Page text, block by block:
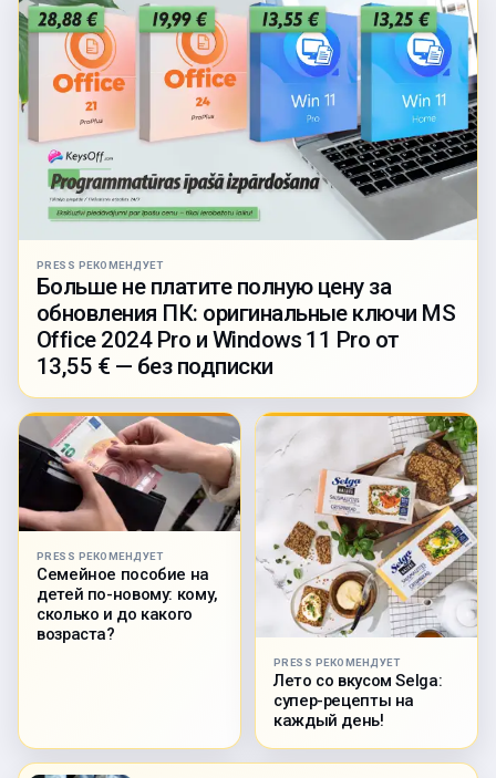
PRESS РЕКОМЕНДУЕТ
Больше не платите полную цену за
обновления ПК: оригинальные ключи MS
Office 2024 Pro и Windows 11 Pro от
13,55 € — без подписки
PRESS РЕКОМЕНДУЕТ
Семейное пособие на
детей по-новому: кому,
сколько и до какого
возраста?
PRESS РЕКОМЕНДУЕТ
Лето со вкусом Selga:
супер-рецепты на
каждый день!